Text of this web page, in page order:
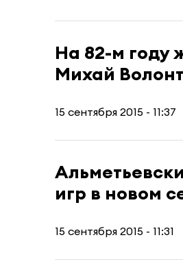
На 82-м году
Михай
15 сентября 2015 - 11:37
игр в новом
15 сентября 2015 - 11:31